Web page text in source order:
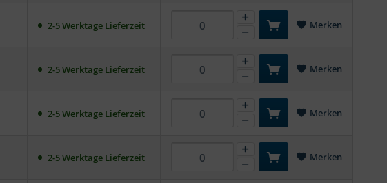
2-5 Werktage Lieferzeit Merken
2-5 Werktage Lieferzeit Merken
2-5 Werktage Lieferzeit Merken
2-5 Werktage Lieferzeit Merken